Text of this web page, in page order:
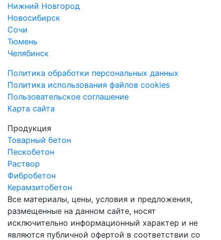
Нижний Новгород
Новосибирск
Сочи
Тюмень
Челябинск
Политика обработки персональных данных
Политика использования файлов cookies
Пользовательское соглашение
Карта сайта
Продукция
Товарный бетон
Пескобетон
Раствор
Фибробетон
Керамзитобетон
Все материалы, цены, условия и предложения,
размещенные на данном сайте, носят
исключительно информационный характер и не
являются публичной офертой в соответствии со